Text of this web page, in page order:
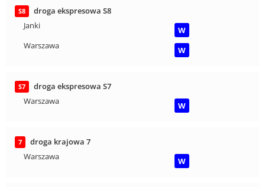
S8
droga ekspresowa S8
Janki
W
Warszawa
W
S7
droga ekspresowa S7
Warszawa
W
7
droga krajowa 7
Warszawa
W